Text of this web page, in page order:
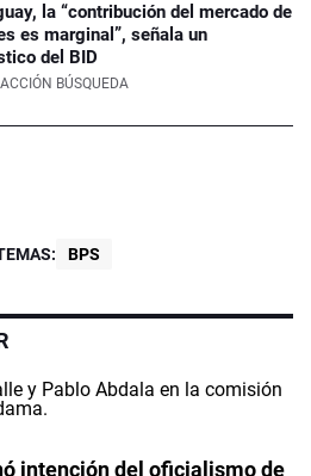
la “contribución del mercado de
es marginal”, señala un
del BID
BÚSQUEDA
BPS
intención del oficialismo de